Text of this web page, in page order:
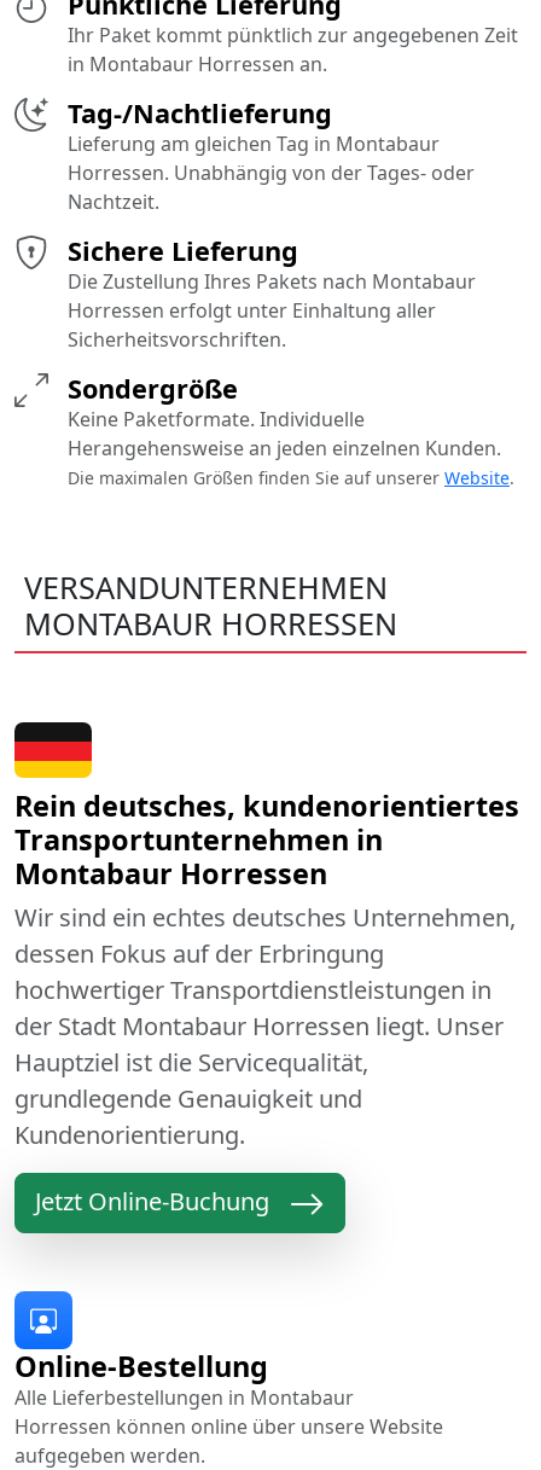
Ihr Paket kommt pünktlich zur angegebenen Zeit
in Montabaur Horressen an.
Sichere Lieferung
Die Zustellung Ihres Pakets nach Montabaur
Horressen erfolgt unter Einhaltung aller
Sicherheitsvorschriften.
Tag-/Nachtlieferung
Lieferung am gleichen Tag in Montabaur
Horressen. Unabhängig von der Tages- oder
Nachtzeit.
Sondergröße
Keine Paketformate. Individuelle
Herangehensweise an jeden einzelnen Kunden.
Die maximalen Größen finden Sie auf unserer Website.
VERSANDUNTERNEHMEN
MONTABAUR HORRESSEN
Rein deutsches, kundenorientiertes
Transportunternehmen in
Montabaur Horressen
Wir sind ein echtes deutsches Unternehmen,
dessen Fokus auf der Erbringung
hochwertiger Transportdienstleistungen in
der Stadt Montabaur Horressen liegt. Unser
Hauptziel ist die Servicequalität,
grundlegende Genauigkeit und
Kundenorientierung.
Jetzt Online-Buchung
Online-Bestellung
Alle Lieferbestellungen in Montabaur
Horressen können online über unsere Website
aufgegeben werden.